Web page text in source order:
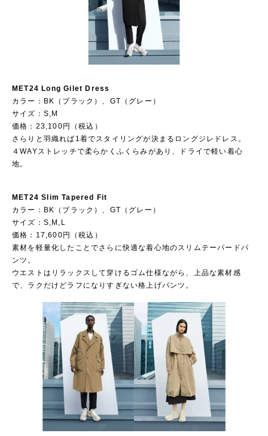
MET24 Long Gilet Dress
カラー：BK（ブラック）、GT（グレー）
サイズ：S,M
価格：23,100円（税込）
さらりと羽織れば1着でスタイリングが決まるロングジレドレス。
４WAYストレッチで柔らかくふくらみがあり、ドライで軽い着心
地。
MET24 Slim Tapered Fit
カラー：BK（ブラック）、GT（グレー）
サイズ：S,M,L
価格：17,600円（税込）
素材を軽量化したことでさらに快適な着心地のスリムテーパードパ
ンツ。
ウエストはリラックスして穿けるゴム仕様ながら、上品な素材感
で、ラクだけどラフになりすぎない格上げパンツ。